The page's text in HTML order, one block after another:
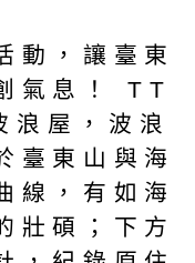
動，讓臺東
氣息！ TT
屋，波浪
臺東山與海
線，有如海
壯碩；下方